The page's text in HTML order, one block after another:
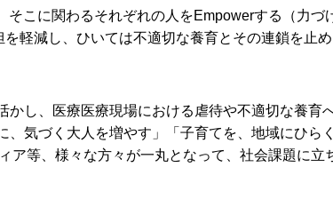
こに関わるそれぞれの人をEmpowerする（力づ
軽減し、ひいては不適切な養育とその連鎖を止
し、医療医療現場における虐待や不適切な養育
気づく大人を増やす」「子育てを、地域にひら
等、様々な方々が一丸となって、社会課題に立